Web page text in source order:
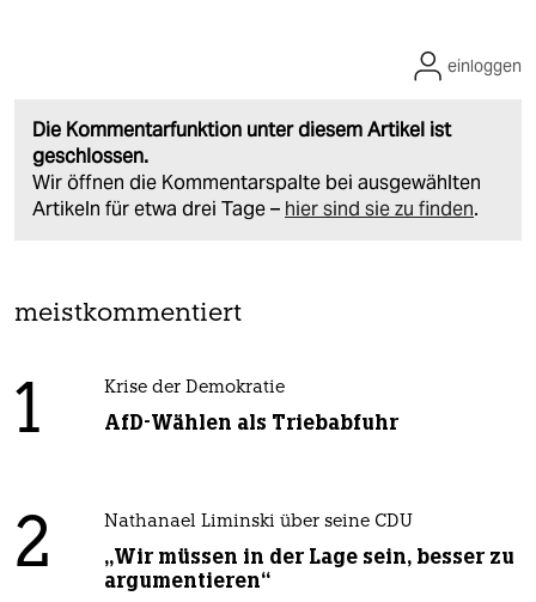
Die Kommentarfunktion unter diesem Artikel ist
geschlossen.
Wir öffnen die Kommentarspalte bei ausgewählten
Artikeln für etwa drei Tage – hier sind sie zu finden.
einloggen
meistkommentiert
1 Krise der Demokratie
AfD-Wählen als Triebabfuhr
2 Nathanael Liminski über seine CDU
„Wir müssen in der Lage sein, besser zu
argumentieren“